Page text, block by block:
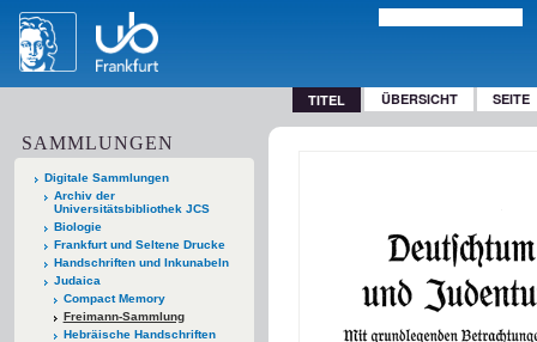
TITEL ÜBERSICHT SEITE
SAMMLUNGEN
Digitale Sammlungen
Archiv der
Universitätsbibliothek JCS
Biologie
Frankfurt und Seltene Drucke
Handschriften und Inkunabeln
Judaica
Compact Memory
Freimann-Sammlung
Hebräische Handschriften